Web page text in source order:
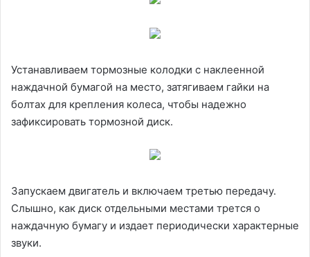
Устанавливаем тормозные колодки с наклеенной
наждачной бумагой на место, затягиваем гайки на
болтах для крепления колеса, чтобы надежно
зафиксировать тормозной диск.
Запускаем двигатель и включаем третью передачу.
Слышно, как диск отдельными местами трется о
наждачную бумагу и издает периодически характерные
звуки.